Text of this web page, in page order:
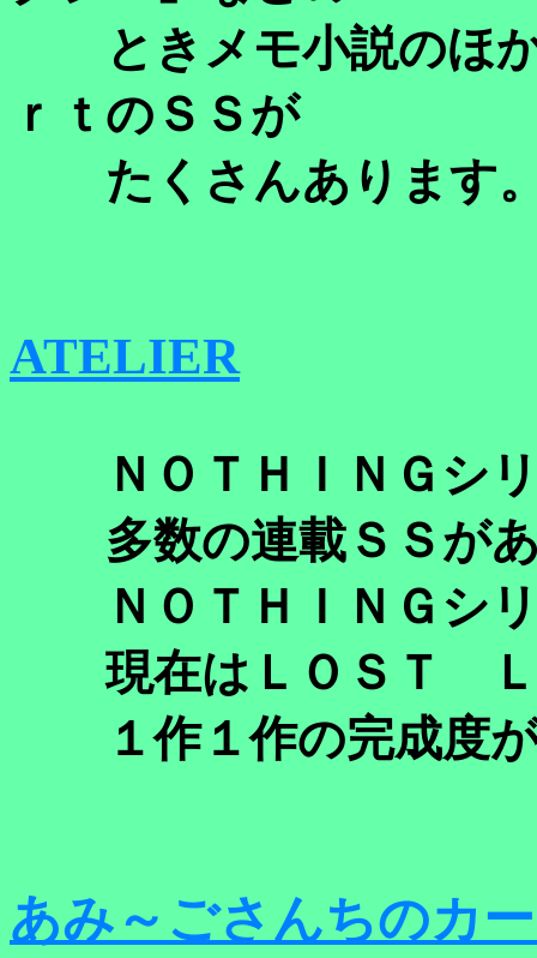
ときメモ小説のほか
ｒｔのＳＳが
たくさんありま
ATELIER
ＮＯＴＨＩＮＧシリ
多数の連載ＳＳがあ
ＮＯＴＨＩＮＧシリ
現在はＬＯＳＴ Ｌ
１作１作の完成度が
あみ～ごさんちのカ